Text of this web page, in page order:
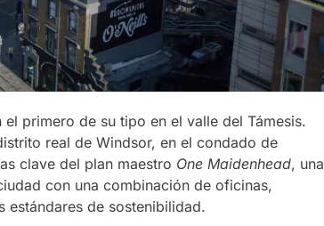
primero de su tipo en el valle del Támesis.
real de Windsor, en el condado de
clave del plan maestro One Maidenhead, una
con una combinación de oficinas,
estándares de sostenibilidad.